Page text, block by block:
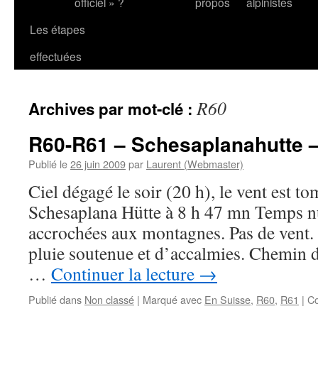
Les étapes
effectuées
Archives par mot-clé :R60
R60-R61 – Schesaplanahutte
Publié le26 juin 2009par Laurent (Webmaster)
Ciel dégagé le soir (20 h), le vent est
Schesaplana Hütte à 8 h 47 mn Temps
accrochées aux montagnes. Pas de
pluie soutenue et d’accalmies. Chemin
… Continuer la lecture →
Publié dans Non classé | Marqué avec En Suisse, R60, R61 |